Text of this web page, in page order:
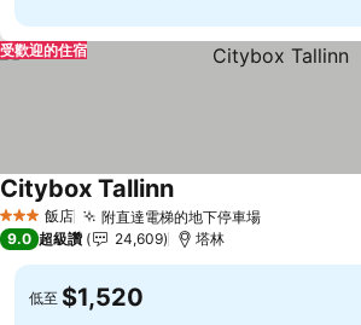
受歡迎的住宿
3 星級 飯店 附直達電梯的地下停車場查看價格
Citybox Tallinn查看價格
9.0 超級讚 24,609 塔林
低至 $1,520